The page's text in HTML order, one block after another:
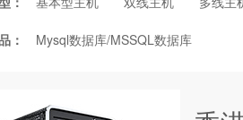
： Mysql数据库/MSSQL数据库